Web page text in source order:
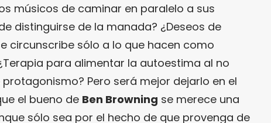
músicos de caminar en paralelo a sus
distinguirse de la manada? ¿Deseos de
circunscribe sólo a lo que hacen como
para alimentar la autoestima al no
Pero será mejor dejarlo en el
el bueno de Ben Browning se merece una
sólo sea por el hecho de que provenga de